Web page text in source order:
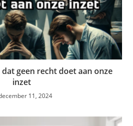
geen recht doet aan onze
inzet
11, 2024